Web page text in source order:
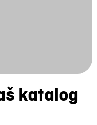
katalog